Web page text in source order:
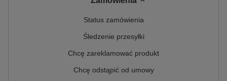
Status zamówienia
Śledzenie przesyłki
Chcę zareklamować produkt
Chcę odstąpić od umowy